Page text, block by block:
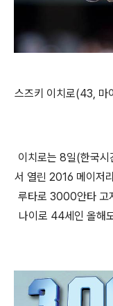
스즈키 이치로(43, 마
이치로는 8일(한국시
서 열린 2016 메이저
루타로 3000안타 고
나이로 44세인 올해